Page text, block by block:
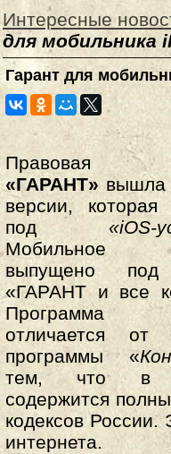
Интересные
для мобильника
Гарант для
Правовая
«ГАРАНТ» вышла
версии, которая
под «iOS-
Мобильное
выпущено под
«ГАРАНТ и все
отличается от
программы «
тем, что в
содержится
кодексов России.
интернета.